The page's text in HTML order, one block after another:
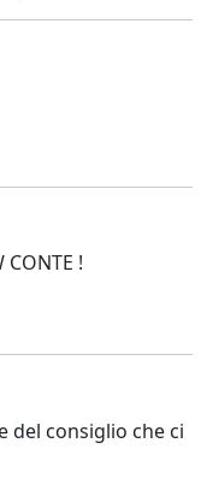
!
del consiglio che ci